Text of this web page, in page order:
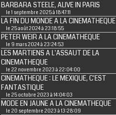
BARBARA STEELE, ALIVE IN PARIS
le 1 septembre 2025 à 18:47:11
LA FIN DU MONDE A LA CINEMATHEQUE
le 25 août 2024 à 23:18:55
PETER WEIR A LA CINEMATHEQUE
le 9 mars 2024 à 23:24:53
LES MARTIENS A L'ASSAUT DE LA
CINEMATHEQUE
le 22 novembre 2023 à 22:04:00
CINEMATHEQUE : LE MEXIQUE, C'EST
FANTASTIQUE
le 25 octobre 2023 à 14:04:03
MODE EN JAUNE A LA CINEMATHEQUE
le 20 septembre 2023 à 13:28:09